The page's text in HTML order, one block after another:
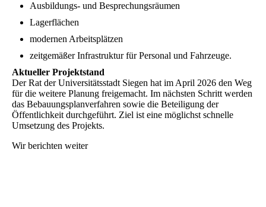
Ausbildungs- und Besprechungsräumen
Lagerflächen
modernen Arbeitsplätzen
zeitgemäßer Infrastruktur für Personal und Fahrzeuge.
Aktueller Projektstand
Der Rat der Universitätsstadt Siegen hat im April 2026 den Weg
für die weitere Planung freigemacht. Im nächsten Schritt werden
das Bebauungsplanverfahren sowie die Beteiligung der
Öffentlichkeit durchgeführt. Ziel ist eine möglichst schnelle
Umsetzung des Projekts.
Wir berichten weiter